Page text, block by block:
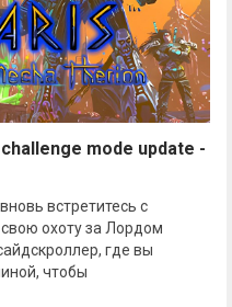
mode update -
встретитесь с
охоту за Лордом
где вы
чтобы